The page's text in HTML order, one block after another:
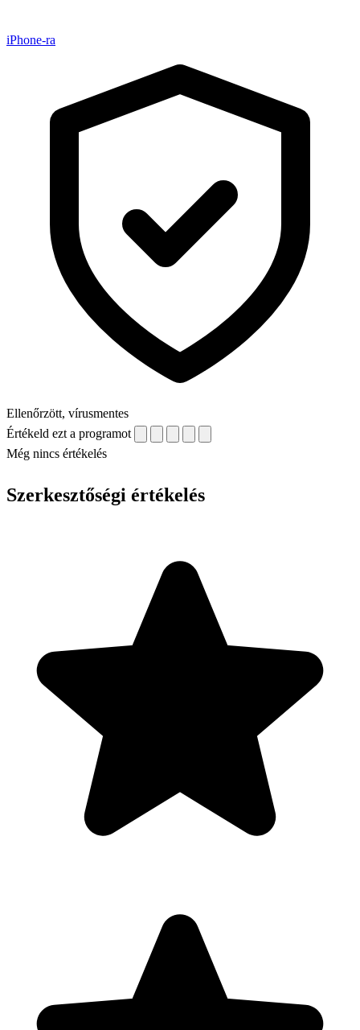
iPhone-ra
Ellenőrzött, vírusmentes
Értékeld ezt a programot
Még nincs értékelés
Szerkesztőségi értékelés